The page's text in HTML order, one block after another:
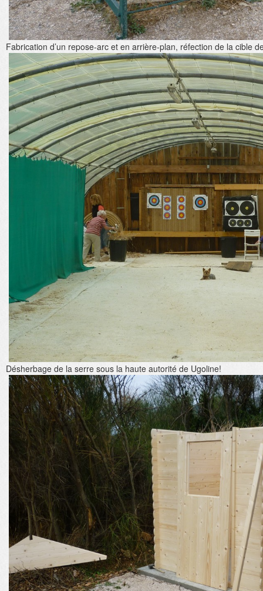
Fabrication d’un repose-arc et en arrière-plan, réfection de la cible
Désherbage de la serre sous la haute autorité de Ugoline!